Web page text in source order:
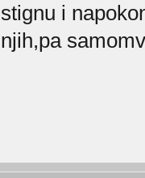
stignu i
njih,pa